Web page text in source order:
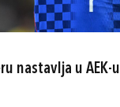
nastavlja u AEK-u